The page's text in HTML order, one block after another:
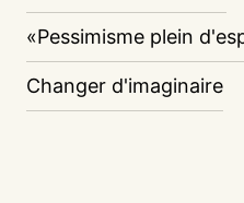
«Pessimisme plein
Changer d'imaginaire